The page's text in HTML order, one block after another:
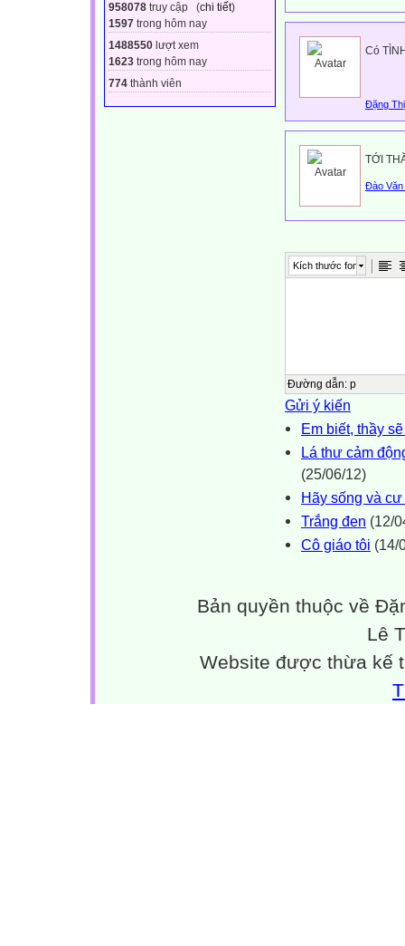
958078 truy cập (chi tiết)
1597 trong hôm nay
1488550 lượt xem
1623 trong hôm nay
774 thành viên
Có
Đặng
TỚI
Đào Văn
Kích thước font
Đường dẫn: p
Gửi ý kiến
Em biết, thầy
Lá thư cảm
(25/06/12)
Hãy sống và
Trắng đen (12/
Cô giáo tôi (14/
Bản quyền thuộc về
Lê
Website được thừa kế